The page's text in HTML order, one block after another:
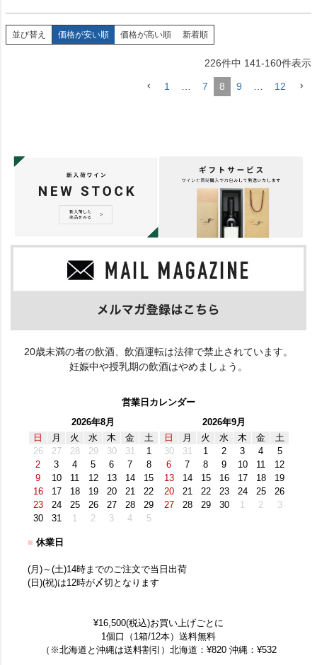
並び替え 価格が安い順 価格が高い順 新着順
226件中 141-160件表示
1 7 8 9 12
20歳未満の者の飲酒、飲酒運転は法律で禁止されています。
妊娠中や授乳期の飲酒はやめましょう。
営業日カレンダー
2026年8月
日
月 火 水 木 金
土
26
27 28 29 30 31
1
2
3 4 5 6 7
8
9
10 11 12 13 14
15
16
17 18 19 20 21
22
23
24 25 26 27 28
29
30
31 1 2 3 4 5
2026年9月
日
月 火 水 木 金
土
30
31 1 2 3 4
5
6
7 8 9 10 11
12
13
14 15 16 17 18
19
20
21 22 23 24 25
26
27
28 29 30 1 2 3
■ 休業日
(月)～(土)14時までのご注文で当日出荷
(日)(祝)は12時が〆切となります
¥16,500(税込)お買い上げごとに
1個口（1箱/12本）送料無料
（※北海道と沖縄は送料割引）北海道：¥820 沖縄：¥532